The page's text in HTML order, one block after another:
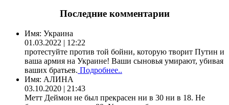
Последние комментарии
Имя: Украина
01.03.2022 | 12:22
протестуйте против той бойни, которую творит Путин и
ваша армия на Украине! Ваши сыновья умирают, убивая
ваших братьев. Подробнее..
Имя: АЛИНА
03.10.2020 | 21:43
Метт Деймон не был прекрасен ни в 30 ни в 18. Не